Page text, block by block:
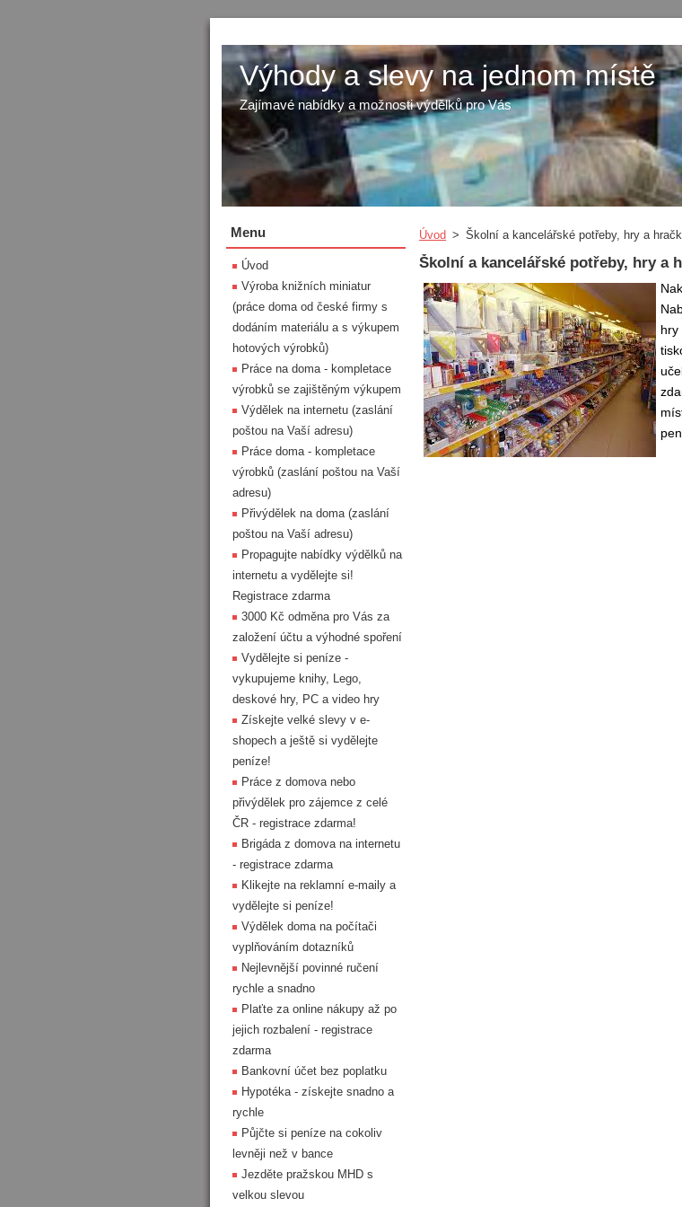
Výhody a slevy na jednom místě
Zajímavé nabídky a možnosti výdělků pro Vás
Úvod > Školní a kancelářské potřeby, hry a
Školní a kancelářské potřeby, hry a
hry
Menu
Úvod
Výroba knižních miniatur
(práce doma od české firmy s
dodáním materiálu a s výkupem
hotových výrobků)
Práce na doma - kompletace
výrobků se zajištěným výkupem
Výdělek na internetu (zaslání
poštou na Vaší adresu)
Práce doma - kompletace
výrobků (zaslání poštou na Vaší
adresu)
Přivýdělek na doma (zaslání
poštou na Vaší adresu)
Propagujte nabídky výdělků na
internetu a vydělejte si!
Registrace zdarma
3000 Kč odměna pro Vás za
založení účtu a výhodné spoření
Vydělejte si peníze -
vykupujeme knihy, Lego,
deskové hry, PC a video hry
Získejte velké slevy v e-
shopech a ještě si vydělejte
peníze!
Práce z domova nebo
přivýdělek pro zájemce z celé
ČR - registrace zdarma!
Brigáda z domova na internetu
- registrace zdarma
Klikejte na reklamní e-maily a
vydělejte si peníze!
Výdělek doma na počítači
vyplňováním dotazníků
Nejlevnější povinné ručení
rychle a snadno
Plaťte za online nákupy až po
jejich rozbalení - registrace
zdarma
Bankovní účet bez poplatku
Hypotéka - získejte snadno a
rychle
Půjčte si peníze na cokoliv
levněji než v bance
Jezděte pražskou MHD s
velkou slevou